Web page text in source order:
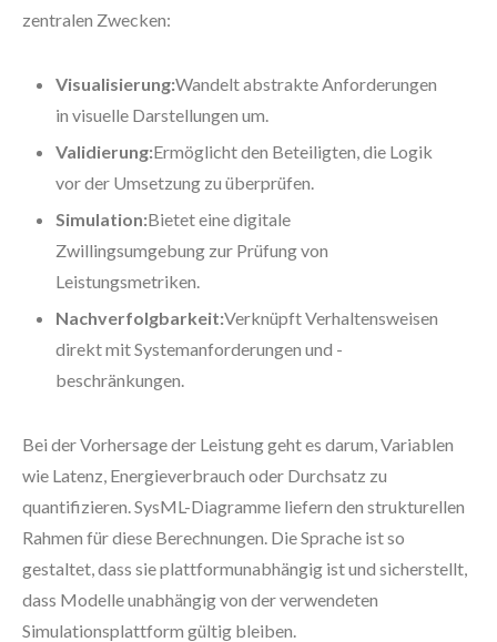
zentralen Zwecken:
Visualisierung:Wandelt abstrakte Anforderungen
in visuelle Darstellungen um.
Validierung:Ermöglicht den Beteiligten, die Logik
vor der Umsetzung zu überprüfen.
Simulation:Bietet eine digitale
Zwillingsumgebung zur Prüfung von
Leistungsmetriken.
Nachverfolgbarkeit:Verknüpft Verhaltensweisen
direkt mit Systemanforderungen und -
beschränkungen.
Bei der Vorhersage der Leistung geht es darum, Variablen
wie Latenz, Energieverbrauch oder Durchsatz zu
quantifizieren. SysML-Diagramme liefern den strukturellen
Rahmen für diese Berechnungen. Die Sprache ist so
gestaltet, dass sie plattformunabhängig ist und sicherstellt,
dass Modelle unabhängig von der verwendeten
Simulationsplattform gültig bleiben.